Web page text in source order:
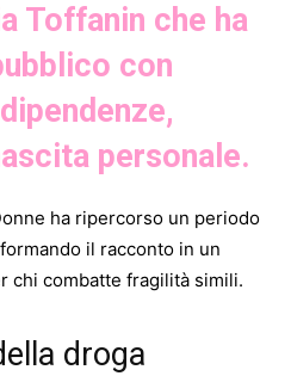
Toffanin che ha
con
personale.
ha ripercorso un periodo
il racconto in un
chi combatte fragilità simili.
droga